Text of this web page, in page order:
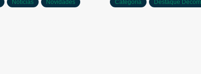
Notícias Novidades Categoria Destaque Decom